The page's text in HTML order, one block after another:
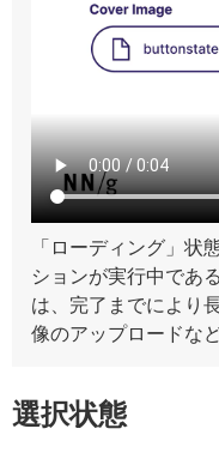
「ローディング」状
ションが実行中であ
は、完了までにより
像のアップロードな
選択状態